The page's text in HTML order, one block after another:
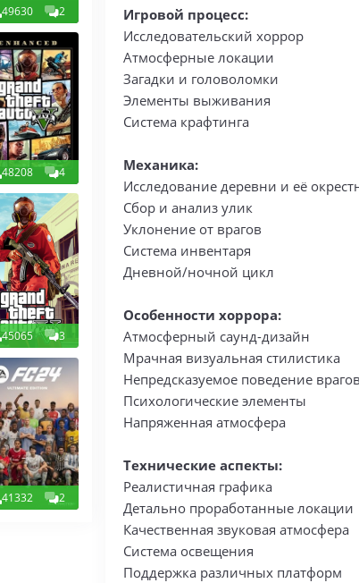
49630 2
48208 4
45065 3
41332 2
Игровой процесс:
Исследовательский хоррор
Атмосферные локации
Загадки и головоломки
Элементы выживания
Система крафтинга
Механика:
Исследование деревни и её
Сбор и анализ улик
Уклонение от врагов
Система инвентаря
Дневной/ночной цикл
Особенности хоррора:
Атмосферный саунд-дизайн
Мрачная визуальная стилистика
Непредсказуемое поведение врагов
Психологические элементы
Напряженная атмосфера
Технические аспекты:
Реалистичная графика
Детально проработанные локации
Качественная звуковая атмосфера
Система освещения
Поддержка различных платформ